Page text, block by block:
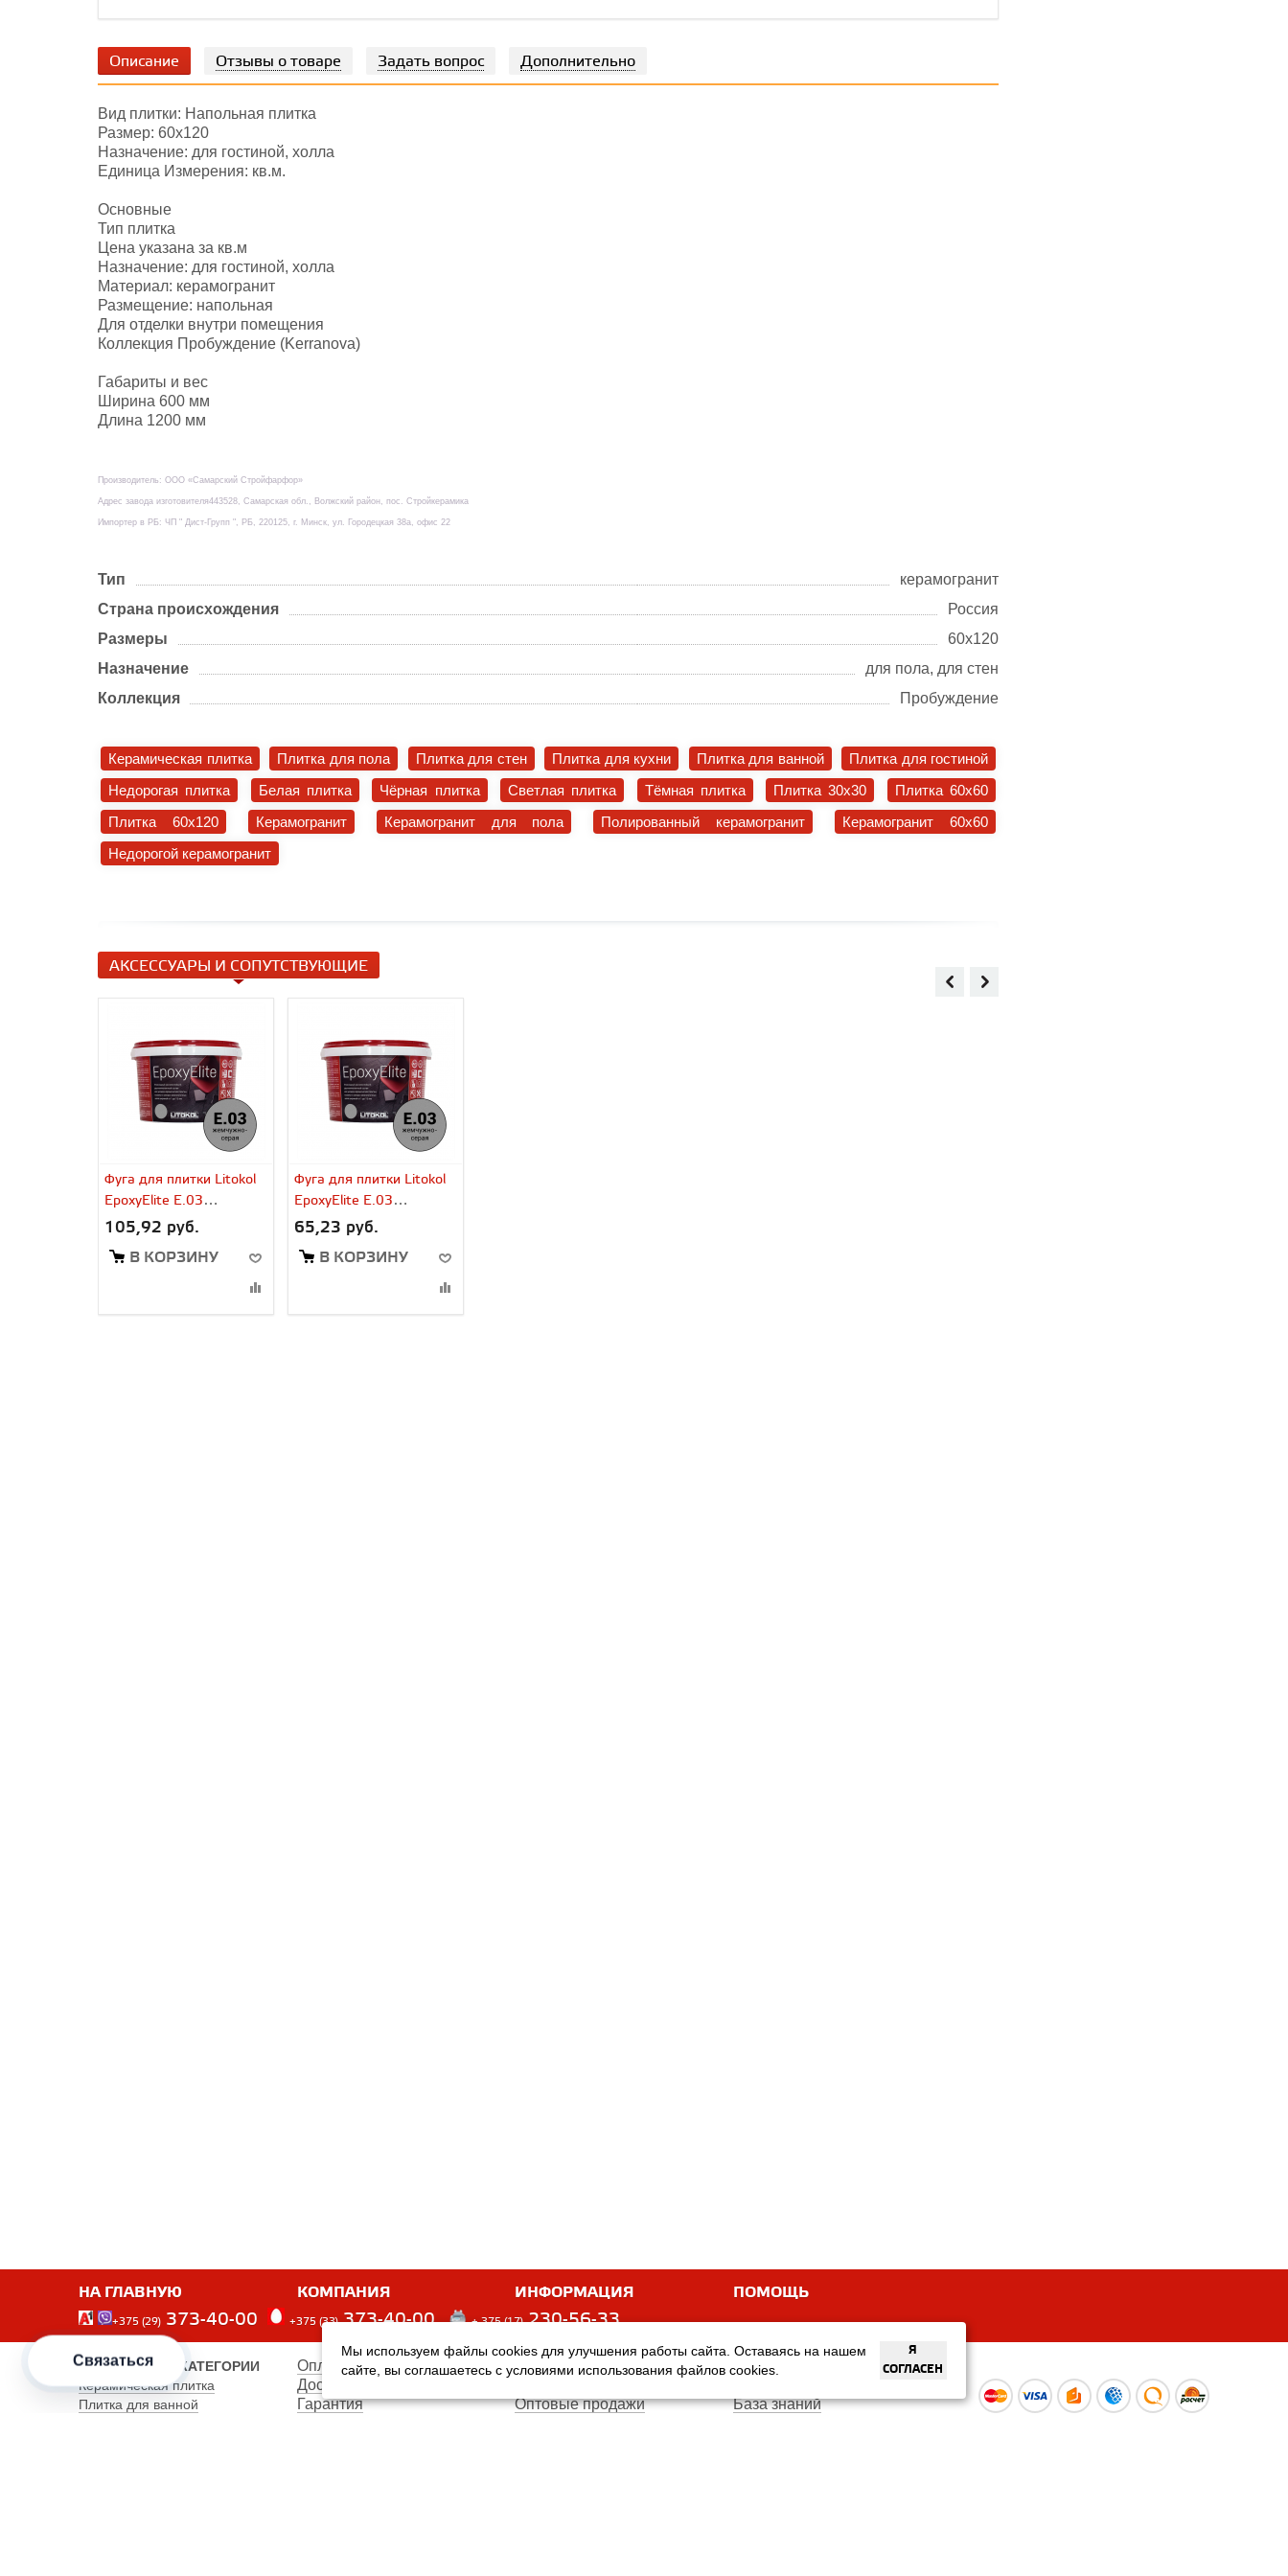
Описание Отзывы о товаре Задать вопрос Дополнительно
Вид плитки: Напольная плитка
Размер: 60х120
Назначение: для гостиной, холла
Единица Измерения: кв.м.
Основные
Тип плитка
Цена указана за кв.м
Назначение: для гостиной, холла
Материал: керамогранит
Размещение: напольная
Для отделки внутри помещения
Коллекция Пробуждение (Kerranova)
Габариты и вес
Ширина 600 мм
Длина 1200 мм
Производитель: ООО «Самарский Стройфарфор»
Адрес завода изготовителя443528, Самарская обл., Волжский район, пос. Стройкерамика
Импортер в РБ: ЧП " Дист-Групп ", РБ, 220125, г. Минск, ул. Городецкая 38а, офис 22
Тип
керамогранит
Страна происхождения
Россия
Размеры
60х120
Назначение
для пола, для стен
Коллекция
Пробуждение
Керамическая плитка Плитка для пола Плитка для стен Плитка для кухни Плитка для ванной
Плитка для гостиной
Недорогая плитка
Белая плитка Чёрная плитка Светлая плитка Тёмная плитка Плитка 30x30
Плитка 60x60
Плитка 60x120
Керамогранит Керамогранит для пола Полированный керамогранит
Керамогранит 60x60
Недорогой керамогранит
АКСЕССУАРЫ И СОПУТСТВУЮЩИЕ
Фуга для плитки Litokol
EpoxyElite E.03
жемчужно-серый (2 кг)
105,92 руб.
В КОРЗИНУ
Фуга для плитки Litokol
EpoxyElite E.03
жемчужно-серый (1 кг)
65,23 руб.
В КОРЗИНУ
НА ГЛАВНУЮ КОМПАНИЯ ИНФОРМАЦИЯ ПОМОЩЬ
+375 (29) 373-40-00 +375 (33) 373-40-00 + 375 (17) 230-56-33
ПОПУЛЯРНЫЕ КАТЕГОРИИ
Керамическая плитка
Плитка для ванной
Оплата
Доставка
Гарантия
Оплата
Оптовые продажи
Услуги
База знаний
Связаться
Мы используем файлы cookies для улучшения работы сайта. Оставаясь на нашем
сайте, вы соглашаетесь с условиями использования файлов cookies.
Я
СОГЛАСЕН